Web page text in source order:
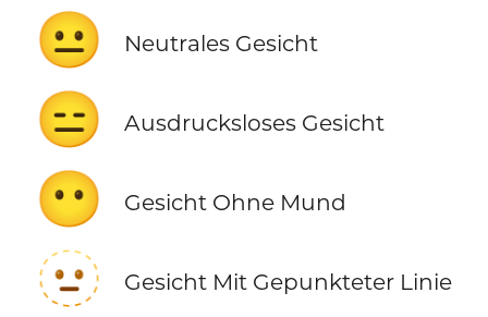
😐 Neutrales Gesicht
😑 Ausdrucksloses Gesicht
😶 Gesicht Ohne Mund
🫥 Gesicht Mit Gepunkteter Linie